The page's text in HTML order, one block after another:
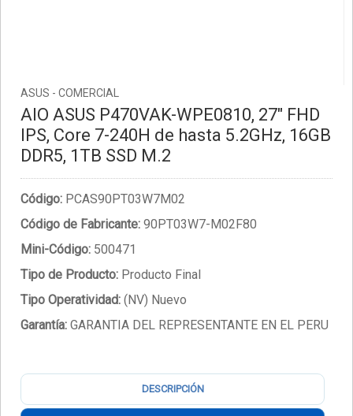
ASUS - COMERCIAL
AIO ASUS P470VAK-WPE0810, 27" FHD
IPS, Core 7-240H de hasta 5.2GHz, 16GB
DDR5, 1TB SSD M.2
Código: PCAS90PT03W7M02
Código de Fabricante: 90PT03W7-M02F80
Mini-Código: 500471
Tipo de Producto: Producto Final
Tipo Operatividad: (NV) Nuevo
Garantía: GARANTIA DEL REPRESENTANTE EN EL PERU
DESCRIPCIÓN